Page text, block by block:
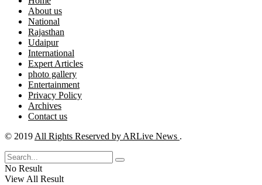
About us
National
Rajasthan
Udaipur
International
Expert Articles
photo gallery
Entertainment
Privacy Policy
Archives
Contact us
© 2019 All Rights Reserved by ARLive News .
No Result
View All Result